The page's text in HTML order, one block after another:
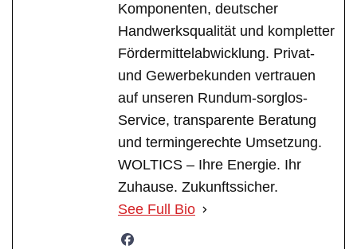
Komponenten, deutscher
Handwerksqualität und kompletter
Fördermittelabwicklung. Privat-
und Gewerbekunden vertrauen
auf unseren Rundum-sorglos-
Service, transparente Beratung
und termingerechte Umsetzung.
WOLTICS – Ihre Energie. Ihr
Zuhause. Zukunftssicher.
See Full Bio